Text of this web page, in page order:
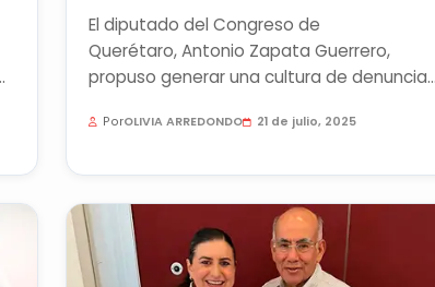
El diputado del Congreso de
Querétaro, Antonio Zapata Guerrero,
propuso generar una cultura de denuncia
y...PorOLIVIA ARREDONDO 21 de julio, 2025